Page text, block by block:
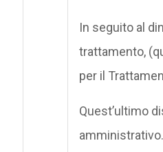
In seguito al
trattamento,
per il
Quest’ultimo
amministrativo.